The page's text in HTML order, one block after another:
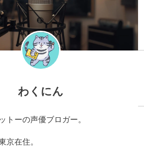
わくにん
トーの声優ブロガー。
京在住。